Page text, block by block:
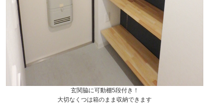
玄関脇に可動棚5段付き！
大切なくつは箱のまま収納できます